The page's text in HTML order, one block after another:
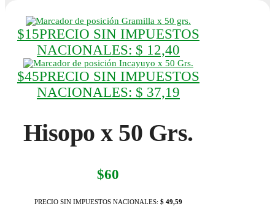
Gramilla x 50 grs.
$15PRECIO SIN IMPUESTOS
NACIONALES: $ 12,40
Incayuyo x 50 Grs.
$45PRECIO SIN IMPUESTOS
NACIONALES: $ 37,19
Hisopo x 50 Grs.
$60
PRECIO SIN IMPUESTOS NACIONALES: $ 49,59